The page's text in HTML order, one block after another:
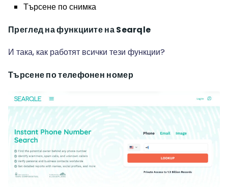
Търсене по снимка
Преглед на функциите на Searqle
И така, как работят всички тези функции?
Търсене по телефонен номер